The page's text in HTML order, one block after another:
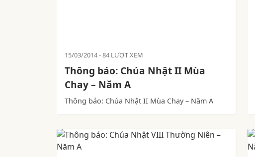
15/03/2014 84 LƯỢT XEM
Thông báo: Chúa Nhật II Mùa
Chay – Năm A
Thông báo: Chúa Nhật II Mùa Chay – Năm A